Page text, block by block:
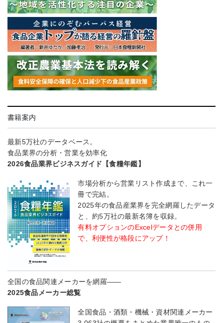
書籍案内
最新5万社のデータベース。
食品業界の分析・営業を効率化
2026食品業界ビジネスガイド【食糧年鑑】
市場分析から営業リスト作成まで、これ一
冊で完結。
2025年の食品産業界を完全網羅したデータ
と、約5万社の最新名簿を収録。
有料オプションのExcelデータとの併用
で、利便性が格段にアップ！
全国の食品関連メーカーを網羅――
2025食品メーカー総覧
全国食品・酒類・機械・資材関連メーカー